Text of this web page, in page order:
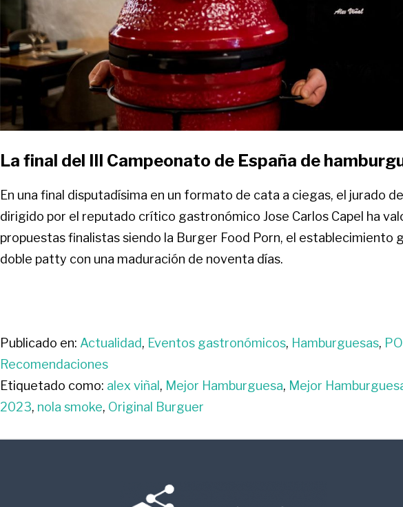
La final del III Campeonato de España de
En una final disputadísima en un formato de cata a ciegas, el jurado
dirigido por el reputado crítico gastronómico Jose Carlos Capel ha
propuestas finalistas siendo la Burger Food Porn, el establecimiento
doble patty con una maduración de noventa días.
Publicado en: Actualidad, Eventos gastronómicos, Hamburguesas,
Recomendaciones
Etiquetado como: alex viñal, Mejor Hamburguesa, Mejor
2023, nola smoke, Original Burguer